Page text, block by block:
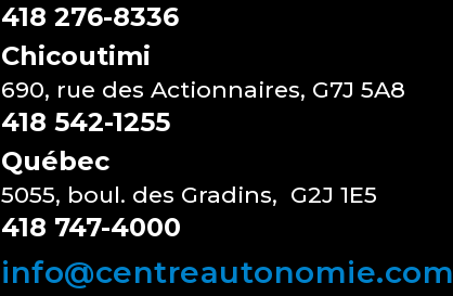
418 276-8336
Chicoutimi
690, rue des Actionnaires, G7J 5A8
418 542-1255
Québec
5055, boul. des Gradins, G2J 1E5
418 747-4000
info@centreautonomie.com